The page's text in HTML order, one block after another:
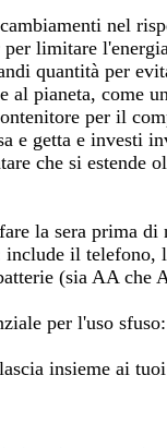
nel
limitare
quantità per
al pianeta, come
per il
e getta e investi
che si
la sera prima di
include il
(sia AA
per l'uso
insieme ai